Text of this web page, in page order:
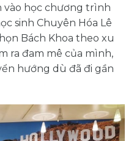
vào học chương trình
sinh Chuyên Hóa Lê
Bách Khoa theo xu
ra đam mê của mình,
hướng dù đã đi gần